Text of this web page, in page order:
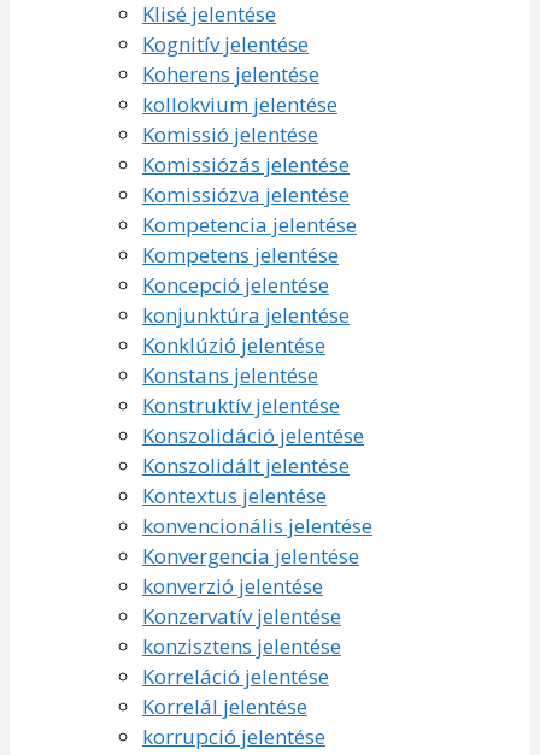
Klisé jelentése
Kognitív jelentése
Koherens jelentése
kollokvium jelentése
Komissió jelentése
Komissiózás jelentése
Komissiózva jelentése
Kompetencia jelentése
Kompetens jelentése
Koncepció jelentése
konjunktúra jelentése
Konklúzió jelentése
Konstans jelentése
Konstruktív jelentése
Konszolidáció jelentése
Konszolidált jelentése
Kontextus jelentése
konvencionális jelentése
Konvergencia jelentése
konverzió jelentése
Konzervatív jelentése
konzisztens jelentése
Korreláció jelentése
Korrelál jelentése
korrupció jelentése